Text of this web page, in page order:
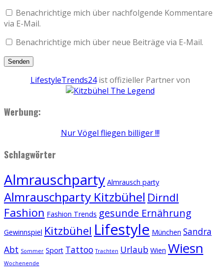
Benachrichtige mich über nachfolgende Kommentare
via E-Mail.
Benachrichtige mich über neue Beiträge via E-Mail.
LifestyleTrends24ist offizieller Partner von
Werbung:
Nur Vögel fliegen billiger !!!
Schlagwörter
Almrauschparty Almrausch party
Almrauschparty Kitzbühel Dirndl
Fashion Fashion Trends gesunde Ernährung
Gewinnspiel Kitzbühel Lifestyle München Sandra
Abt Sommer Sport Tattoo Trachten Urlaub Wien Wiesn
Wochenende